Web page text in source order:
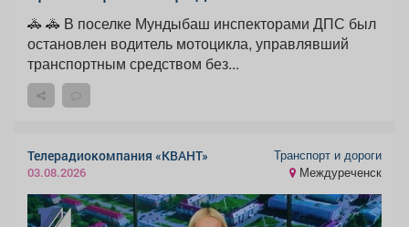
🚓 🚓 В поселке Мундыбаш инспекторами ДПС был
остановлен водитель мотоцикла, управлявший
транспортным средством без...
Телерадиокомпания «КВАНТ»
03.08.2026
Транспорт и дороги
Междуреченск